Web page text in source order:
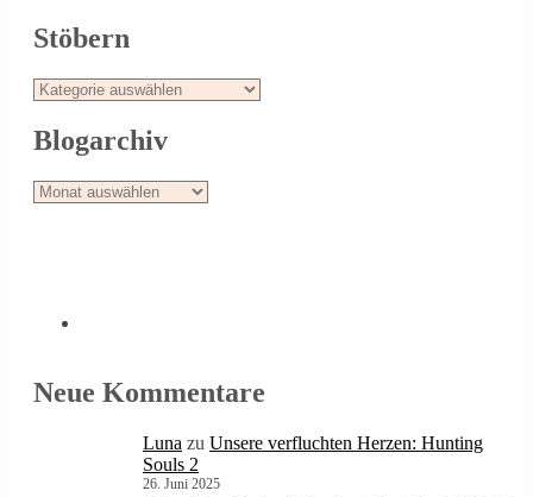
Stöbern
Stöbern
Blogarchiv
Blogarchiv
Neue Kommentare
Luna zu Unsere verfluchten Herzen: Hunting
Souls 2
26. Juni 2025